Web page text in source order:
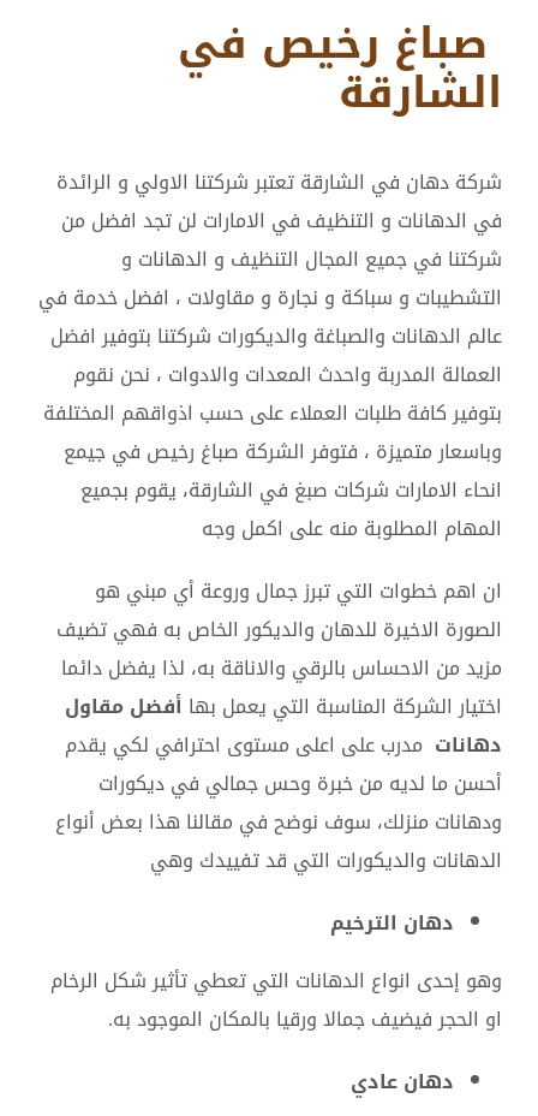
صباغ رخيص في
الشارقة
شركة دهان في الشارقة تعتبر شركتنا الاولي و الرائدة
في الدهانات و التنظيف في الامارات لن تجد افضل من
شركتنا في جميع المجال التنظيف و الدهانات و
التشطيبات و سباكة و نجارة و مقاولات ، افضل خدمة في
عالم الدهانات والصباغة والديكورات شركتنا بتوفير افضل
العمالة المدربة واحدث المعدات والادوات ، نحن نقوم
بتوفير كافة طلبات العملاء على حسب اذواقهم المختلفة
وباسعار متميزة ، فتوفر الشركة صباغ رخيص في جيمع
انحاء الامارات شركات صبغ في الشارقة، يقوم بجميع
المهام المطلوبة منه على اكمل وجه
ان اهم خطوات التي تبرز جمال وروعة أي مبني هو
الصورة الاخيرة للدهان والديكور الخاص به فهي تضيف
مزيد من الاحساس بالرقي والاناقة به، لذا يفضل دائما
اختيار الشركة المناسبة التي يعمل بها أفضل مقاول
دهانات مدرب على اعلى مستوى احترافي لكي يقدم
أحسن ما لديه من خبرة وحس جمالي في ديكورات
ودهانات منزلك، سوف نوضح في مقالنا هذا بعض أنواع
الدهانات والديكورات التي قد تفييدك وهي
دهان الترخيم
وهو إحدى انواع الدهانات التي تعطي تأثير شكل الرخام
او الحجر فيضيف جمالا ورقيا بالمكان الموجود به.
دهان عادي